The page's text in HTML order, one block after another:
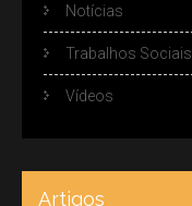
Notícias
Trabalhos Sociais
Vídeos
Artigos